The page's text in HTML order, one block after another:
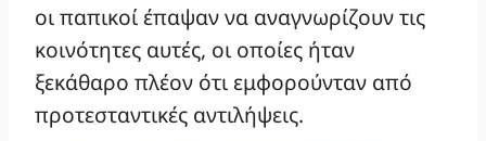
οι παπικοί έπαψαν να αναγνωρίζουν τις
κοινότητες αυτές, οι οποίες ήταν
ξεκάθαρο πλέον ότι εμφορούνταν από
προτεσταντικές αντιλήψεις.